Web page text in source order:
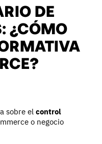
DE
¿CÓMO
sobre el control
o negocio